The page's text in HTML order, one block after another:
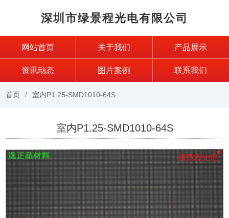
深圳市绿景程光电有限公司
网站首页 关于我们 产品展示
资讯动态 图片案例 联系我们
首页 室内P1.25-SMD1010-64S
室内P1.25-SMD1010-64S